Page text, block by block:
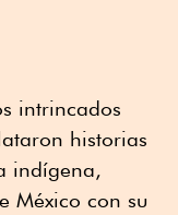
intrincados
historias
indígena,
México con su